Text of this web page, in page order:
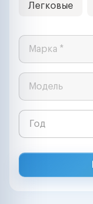
Легковые
Марка *
Модель